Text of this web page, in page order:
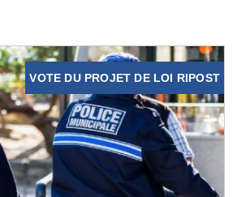
VOTE DU PROJET DE LOI RIPOST